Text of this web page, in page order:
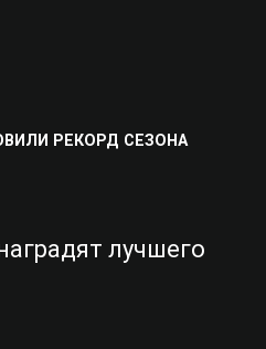
РЕКОРД СЕЗОНА